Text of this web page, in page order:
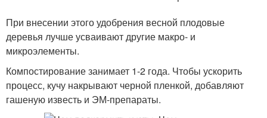
При внесении этого удобрения весной плодовые
деревья лучше усваивают другие макро- и
микроэлементы.
Компостирование занимает 1-2 года. Чтобы ускорить
процесс, кучу накрывают черной пленкой, добавляют
гашеную известь и ЭМ-препараты.